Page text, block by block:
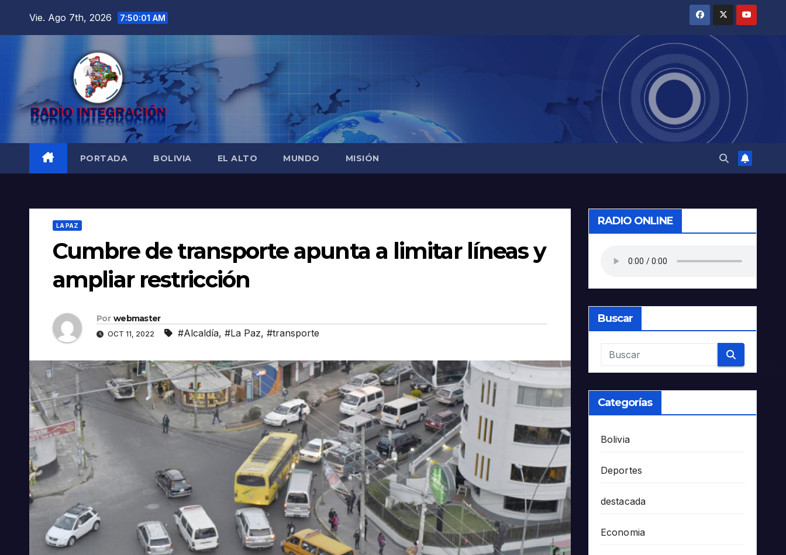
Vie. Ago 7th, 2026 7:50:02 AM
PORTADA BOLIVIA EL ALTO MUNDO MISIÓN
LA PAZ
Cumbre de transporte apunta a limitar líneas y
ampliar restricción
Por webmaster
OCT 11, 2022 #Alcaldía, #La Paz, #transporte
RADIO ONLINE
Buscar
Categorías
Bolivia
Deportes
destacada
Economia